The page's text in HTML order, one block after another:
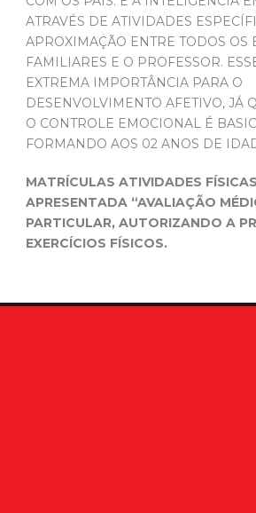
ATRAVÉS DE ATIVIDADES
APROXIMAÇÃO ENTRE TODOS OS
FAMILIARES E O PROFESSOR.
EXTREMA IMPORTÂNCIA PARA O
DESENVOLVIMENTO AFETIVO, JÁ
O CONTROLE EMOCIONAL É
FORMANDO AOS 02 ANOS DE
MATRÍCULAS ATIVIDADES
APRESENTADA “AVALIAÇÃO
PARTICULAR, AUTORIZANDO A
EXERCÍCIOS FÍSICOS.